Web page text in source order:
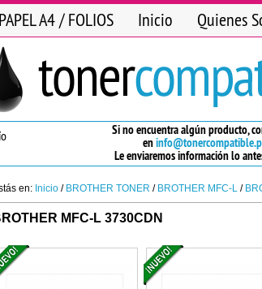
PAPEL A4 / FOLIOS Inicio Quienes
Si no encuentra algún producto,
en
Le enviaremos información lo
en: Inicio / BROTHER TONER / BROTHER MFC-L /
MFC-L 3730CDN